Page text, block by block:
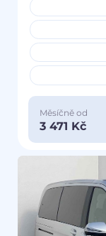
Měsíčně od
3 471 Kč